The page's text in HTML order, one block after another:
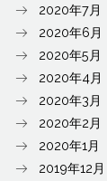
2020年7月
2020年6月
2020年5月
2020年4月
2020年3月
2020年2月
2020年1月
2019年12月